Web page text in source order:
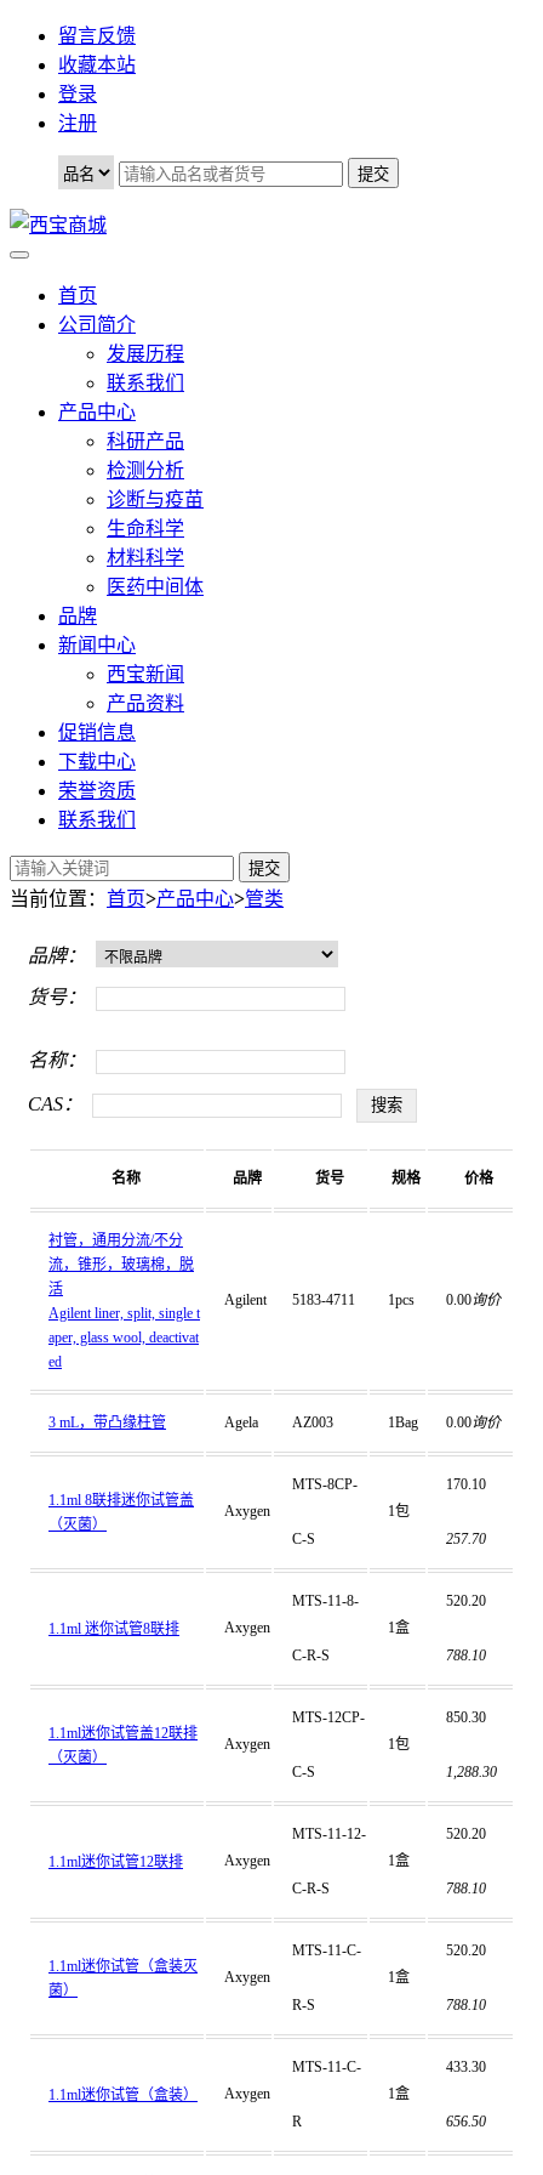
留言反馈
收藏本站
登录
注册
首页
公司简介
发展历程
联系我们
产品中心
科研产品
检测分析
诊断与疫苗
生命科学
材料科学
医药中间体
品牌
新闻中心
西宝新闻
产品资料
促销信息
下载中心
荣誉资质
联系我们
提交
当前位置： 首页>产品中心>管类
品牌：
货号：
名称：
CAS：
名称 品牌 货号 规格 价格
衬管，通用分流/不分
流，锥形，玻璃棉，脱
活
Agilent liner, split, single t
aper, glass wool, deactivat
ed
Agilent 5183-4711 1pcs 0.00询价
3 mL，带凸缘柱管 Agela AZ003 1Bag 0.00询价
1.1ml 8联排迷你试管盖
（灭菌）
Axygen
MTS-8CP-
C-S
1包
170.10
257.70
1.1ml 迷你试管8联排 Axygen
MTS-11-8-
C-R-S
1盒
520.20
788.10
1.1ml迷你试管盖12联排
（灭菌）
Axygen
MTS-12CP-
C-S
1包
850.30
1,288.30
1.1ml迷你试管12联排 Axygen
MTS-11-12-
C-R-S
1盒
520.20
788.10
1.1ml迷你试管（盒装灭
菌）
Axygen
MTS-11-C-
R-S
1盒
520.20
788.10
1.1ml迷你试管（盒装） Axygen
MTS-11-C-
R
1盒
433.30
656.50